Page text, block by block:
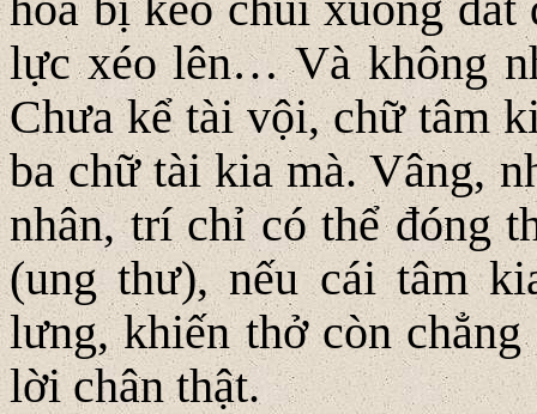
lực xéo lên… Và không
Chưa kể tài vội, chữ tâm
ba chữ tài kia mà. Vâng,
nhân, trí chỉ có thể đóng
(ung thư), nếu cái tâm
lưng, khiến thở còn
lời chân thật.